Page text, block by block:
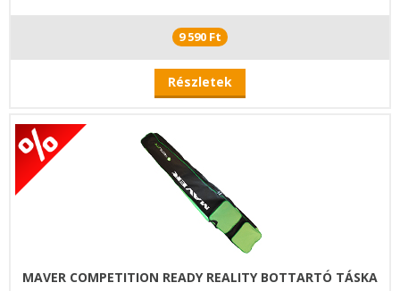
9 590 Ft
Részletek
MAVER COMPETITION READY REALITY BOTTARTÓ TÁSKA